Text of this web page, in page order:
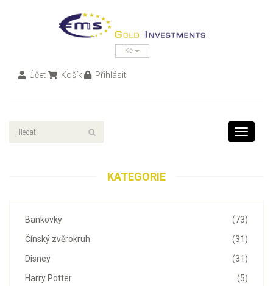
Kč
Účet Košík Přihlásit
Toggle
KATEGORIE
(73)
Bankovky
(31)
Čínský zvěrokruh
(31)
Disney
(5)
Harry Potter